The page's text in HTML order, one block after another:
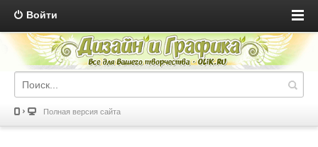
Войти
Полная версия сайта